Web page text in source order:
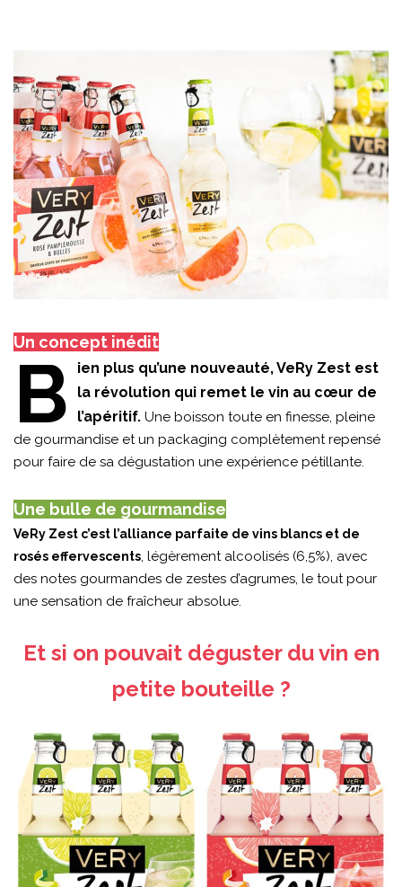
Un concept inédit
B
ien plus qu’une nouveauté, VeRy Zest est
la révolution qui remet le vin au cœur de
l’apéritif. Une boisson toute en finesse, pleine
de gourmandise et un packaging complètement repensé
pour faire de sa dégustation une expérience pétillante.
Une bulle de gourmandise
VeRy Zest c’est l’alliance parfaite de vins blancs et de
rosés effervescents, légèrement alcoolisés (6,5%), avec
des notes gourmandes de zestes d’agrumes, le tout pour
une sensation de fraîcheur absolue.
Et si on pouvait déguster du vin en
petite bouteille ?